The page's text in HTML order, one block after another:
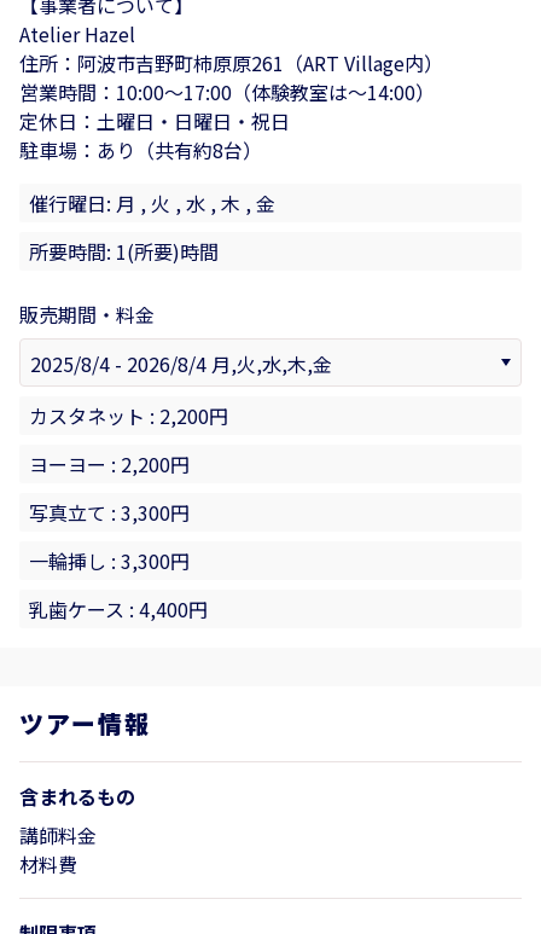
Atelier Hazel
住所：阿波市吉野町柿原原261（ART Village内）
営業時間：10:00～17:00（体験教室は～14:00）
定休日：土曜日・日曜日・祝日
駐車場：あり（共有約8台）
催行曜日: 月 , 火 , 水 , 木 , 金
所要時間: 1(所要)時間
販売期間・料金
カスタネット : 2,200円
ヨーヨー : 2,200円
写真立て : 3,300円
一輪挿し : 3,300円
乳歯ケース : 4,400円
ツアー情報
含まれるもの
講師料金
材料費